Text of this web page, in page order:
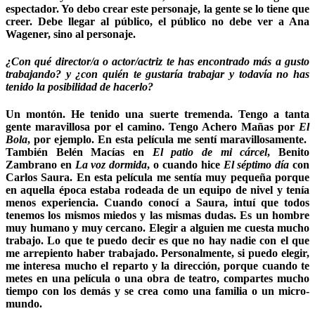
espectador. Yo debo crear este personaje, la gente se lo tiene que
creer. Debe llegar al público, el público no debe ver a Ana
Wagener, sino al personaje.
¿Con qué director/a o actor/actriz te has encontrado más a gusto
trabajando? y ¿con quién te gustaría trabajar y todavía no has
tenido la posibilidad de hacerlo?
Un montón. He tenido una suerte tremenda. Tengo a tanta
gente maravillosa por el camino. Tengo Achero Mañas por El
Bola, por ejemplo. En esta película me sentí maravillosamente.
También Belén Macías en El patio de mi cárcel, Benito
Zambrano en La voz dormida, o cuando hice El séptimo día con
Carlos Saura. En esta película me sentía muy pequeña porque
en aquella época estaba rodeada de un equipo de nivel y tenía
menos experiencia. Cuando conocí a Saura, intuí que todos
tenemos los mismos miedos y las mismas dudas. Es un hombre
muy humano y muy cercano. Elegir a alguien me cuesta mucho
trabajo. Lo que te puedo decir es que no hay nadie con el que
me arrepiento haber trabajado. Personalmente, si puedo elegir,
me interesa mucho el reparto y la dirección, porque cuando te
metes en una película o una obra de teatro, compartes mucho
tiempo con los demás y se crea como una familia o un micro-
mundo.